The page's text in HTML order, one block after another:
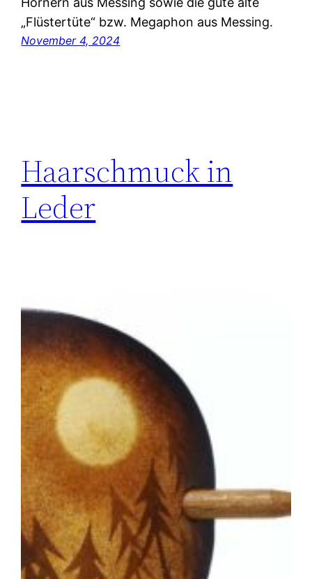
„Flüstertüte“ bzw. Megaphon aus Messing.
November 4, 2024
Haarschmuck in
Leder